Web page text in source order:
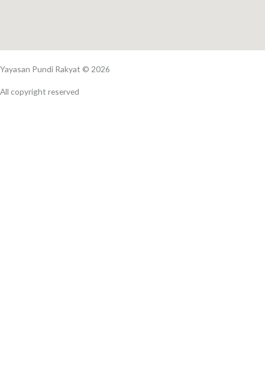
Yayasan Pundi Rakyat © 2026
All copyright reserved